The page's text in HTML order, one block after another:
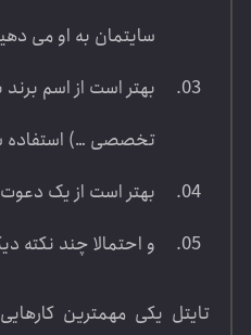
سایتمان به او می
بهتر است از اسم
تخصصی …) استفاده
بهتر است از یک
و احتمالا چند نکته
تایتل یکی مهمترین